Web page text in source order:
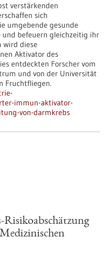
verstärkenden
sich
umgebende gesunde
und befeuern gleichzeitig ihr
wird diese
Aktivator des
entdeckten Forscher vom
und von der Universität
Fruchtfliegen.
immun-aktivator-
von-darmkrebs